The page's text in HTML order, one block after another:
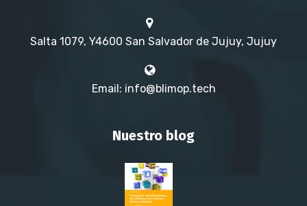
Salta 1079, Y4600 San Salvador de Jujuy, Jujuy
Email: info@blimop.tech
Nuestro blog